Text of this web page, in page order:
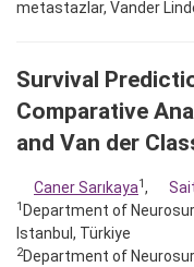
metastazlar, Vander
Survival
Comparative
and Van der
Caner Sarıkaya1,
1 Department of
Istanbul, Türkiye
2Department of